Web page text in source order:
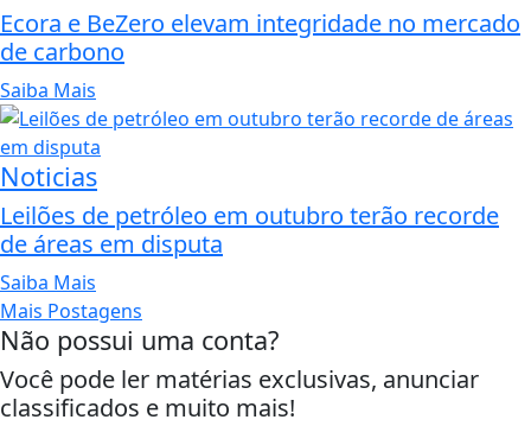
Ecora e BeZero elevam integridade no mercado
de carbono
Saiba Mais
Noticias
Leilões de petróleo em outubro terão recorde
de áreas em disputa
Saiba Mais
Mais Postagens
Não possui uma conta?
Você pode ler matérias exclusivas, anunciar
classificados e muito mais!